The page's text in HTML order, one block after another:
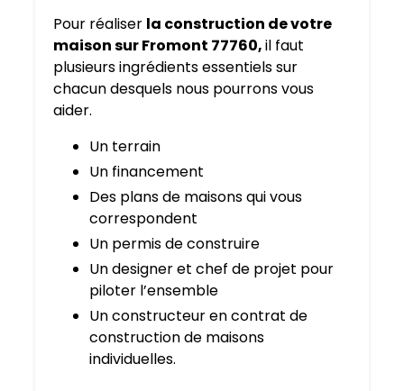
Pour réaliser la construction de votre
maison sur Fromont 77760,il faut
plusieurs ingrédients essentiels sur
chacun desquels nous pourrons vous
aider.
Un terrain
Un financement
Des plans de maisons qui vous
correspondent
Un permis de construire
Un designer et chef de projet pour
piloter l’ensemble
Un constructeur en contrat de
construction de maisons
individuelles.